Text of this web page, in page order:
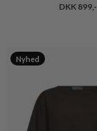
DKK 899,-
Nyhed